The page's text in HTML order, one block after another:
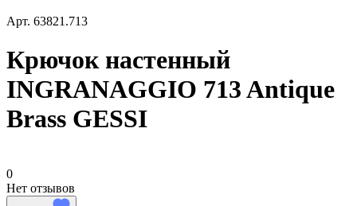
Арт. 63821.713
Крючок настенный
INGRANAGGIO 713 Antique
Brass GESSI
0
Нет отзывов